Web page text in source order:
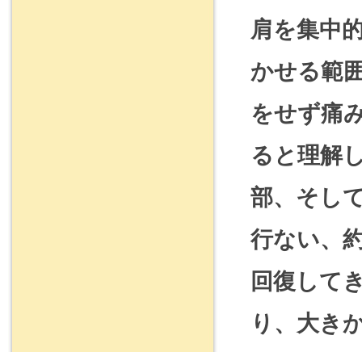
肩を集中
かせる範
をせず痛
ると理解
部、そし
行ない、
回復して
り、大き